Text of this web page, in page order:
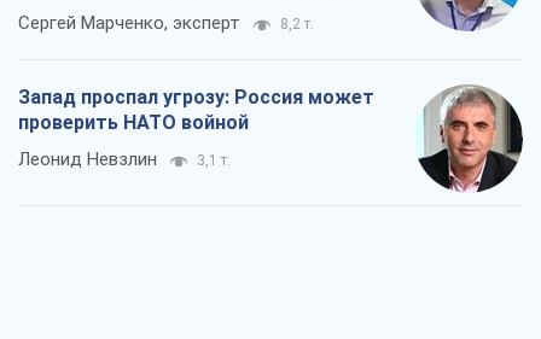
Сергей Марченко, эксперт 8,2 т.
Запад проспал угрозу: Россия может
проверить НАТО войной
Леонид Невзлин 3,1 т.